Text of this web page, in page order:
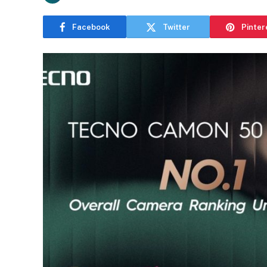
Facebook Twitter